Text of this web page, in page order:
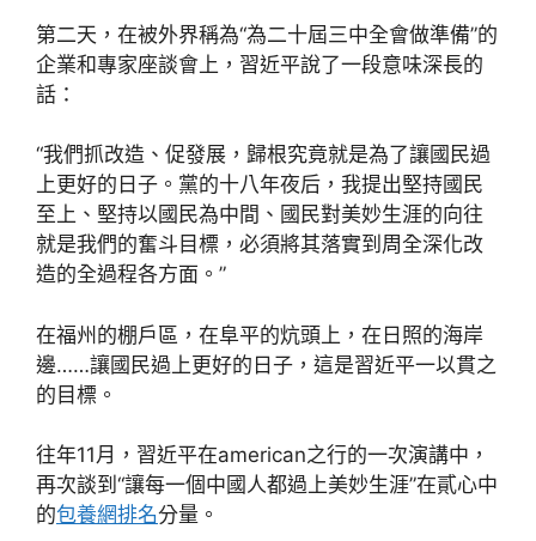
第二天，在被外界稱為“為二十屆三中全會做準備”的
企業和專家座談會上，習近平說了一段意味深長的
話：
“我們抓改造、促發展，歸根究竟就是為了讓國民過
上更好的日子。黨的十八年夜后，我提出堅持國民
至上、堅持以國民為中間、國民對美妙生涯的向往
就是我們的奮斗目標，必須將其落實到周全深化改
造的全過程各方面。”
在福州的棚戶區，在阜平的炕頭上，在日照的海岸
邊……讓國民過上更好的日子，這是習近平一以貫之
的目標。
往年11月，習近平在american之行的一次演講中，
再次談到“讓每一個中國人都過上美妙生涯”在貳心中
的包養網排名分量。